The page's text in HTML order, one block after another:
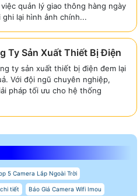
quản lý giao thông hàng ngày
lại hình ảnh chính...
Ty Sản Xuất Thiết Bị Điện
ty sản xuất thiết bị điện đem lại
Với đội ngũ chuyên nghiệp,
pháp tối ưu cho hệ thống
5 Camera Lắp Ngoài Trời
tiết Báo Giá Camera Wifi Imou